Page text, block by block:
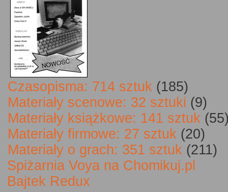
Czasopisma: 714 sztuk (185)
Materiały scenowe: 32 sztuki (9)
Materiały książkowe: 141 sztuk
Materiały firmowe: 27 sztuk (20)
Materiały o grach: 351 sztuk (211)
Spiżarnia Voya na Chomikuj.pl
Bajtek Redux